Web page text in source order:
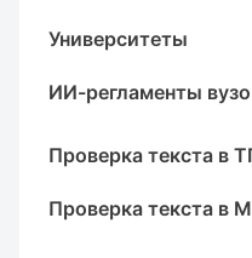
Университеты
ИИ-регламенты
Проверка текста в
Проверка текста в